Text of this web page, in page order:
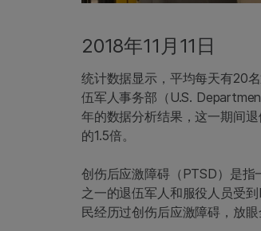
2018年11月11日
统计数据显示，平均每天有20
伍军人事务部（U.S.
年的数据分析结果，这一期间
的1.5倍。
创伤后应激障碍（PTSD）是指
之一的退伍军人和服役人员受
民经历过创伤后应激障碍，放